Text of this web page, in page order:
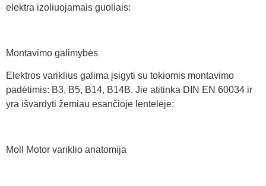
elektra izoliuojamais guoliais:
Montavimo galimybės
Elektros variklius galima įsigyti su tokiomis montavimo
padėtimis: B3, B5, B14, B14B. Jie atitinka DIN EN 60034 ir
yra išvardyti žemiau esančioje lentelėje:
Moll Motor variklio anatomija